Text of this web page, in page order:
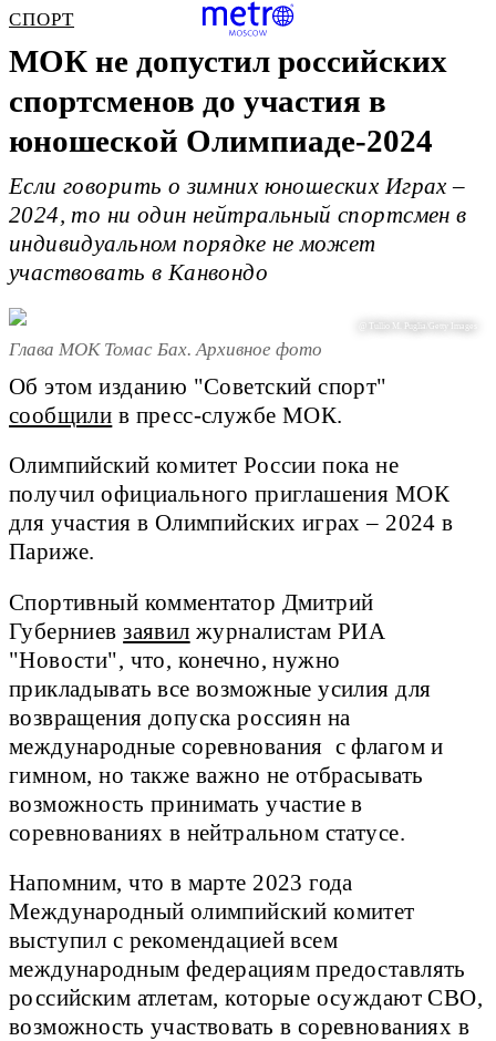
СПОРТ
МОК не допустил российских
спортсменов до участия в
юношеской Олимпиаде-2024
Если говорить о зимних юношеских Играх –
2024, то ни один нейтральный спортсмен в
индивидуальном порядке не может
участвовать в Канвондо
@ Tullio M. Puglia/Getty Images
Глава МОК Томас Бах. Архивное фото
Об этом изданию "Советский спорт"
сообщили в пресс-службе МОК.
Олимпийский комитет России пока не
получил официального приглашения МОК
для участия в Олимпийских играх – 2024 в
Париже.
Спортивный комментатор Дмитрий
Губерниевзаявил журналистам РИА
"Новости", что, конечно, нужно
прикладывать все возможные усилия для
возвращения допуска россиян на
международные соревнования с флагом и
гимном, но также важно не отбрасывать
возможность принимать участие в
соревнованиях в нейтральном статусе.
Напомним, что в марте 2023 года
Международный олимпийский комитет
выступил с рекомендацией всем
международным федерациям предоставлять
российским атлетам, которые осуждают СВО,
возможность участвовать в соревнованиях в